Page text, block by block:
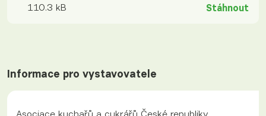
110.3 kB Stáhnout
Informace pro vystavovatele